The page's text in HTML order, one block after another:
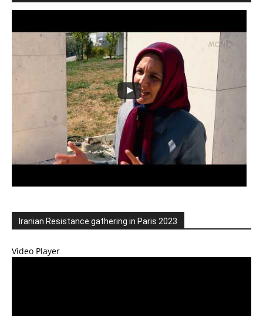
Iranian Resistance gathering in Paris 2023
Video Player